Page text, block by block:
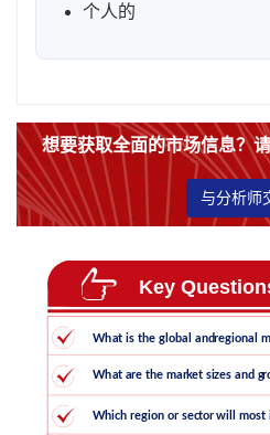
个人的
想要获取全面的市场信息？
与分析师